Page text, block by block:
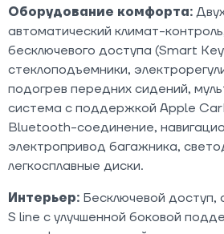
Оборудование комфорта:
автоматический климат-
бесключевого доступа (Smart
стеклоподъемники,
подогрев передних сидений,
система с поддержкой Apple
Bluetooth-соединение,
электропривод багажника,
легкосплавные диски.
Интерьер: Бесключевой доступ,
S line с улучшенной боковой